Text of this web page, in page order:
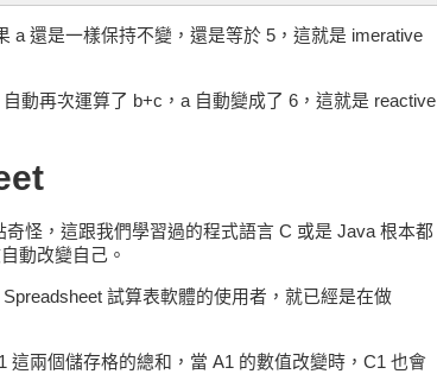
a 還是一樣保持不變，還是等於 5，這就是 imerative
動再次運算了 b+c，a 自動變成了 6，這就是 reactive
怪，這跟我們學習過的程式語言 C 或是 Java 根本都
動改變自己。
試算表軟體的使用者，就已經是在做
這兩個儲存格的總和，當 A1 的數值改變時，C1 也會